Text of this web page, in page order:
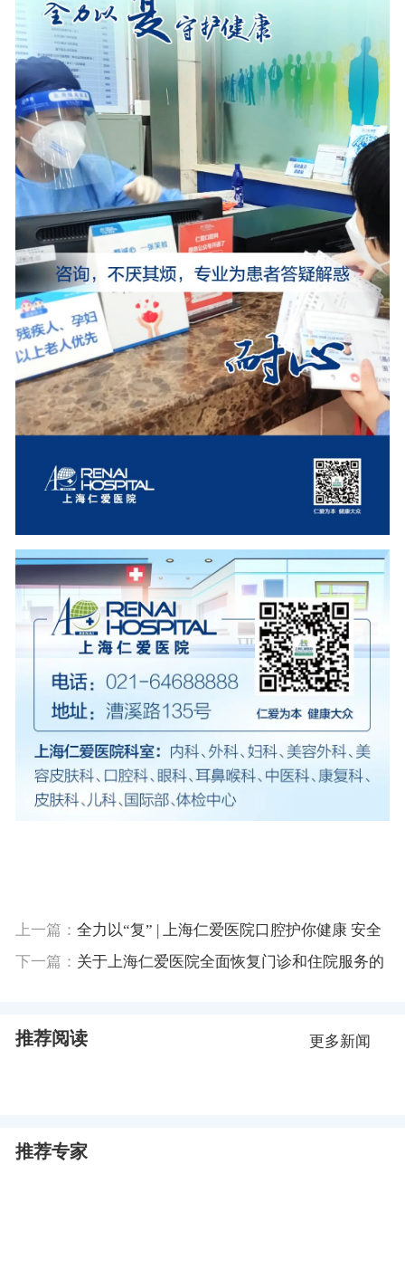
上一篇： 全力以“复” | 上海仁爱医院口腔护你健康 安全
有序预约就诊
下一篇： 关于上海仁爱医院全面恢复门诊和住院服务的
推荐阅读 更多新闻
推荐专家